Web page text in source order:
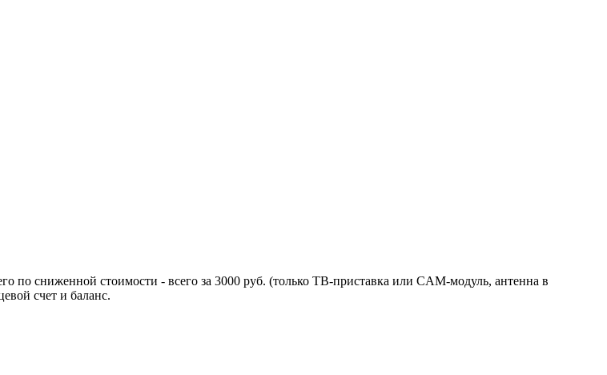
сниженной стоимости - всего за 3000 руб. (только ТВ-приставка или CAM-модуль, антенна в
счет и баланс.